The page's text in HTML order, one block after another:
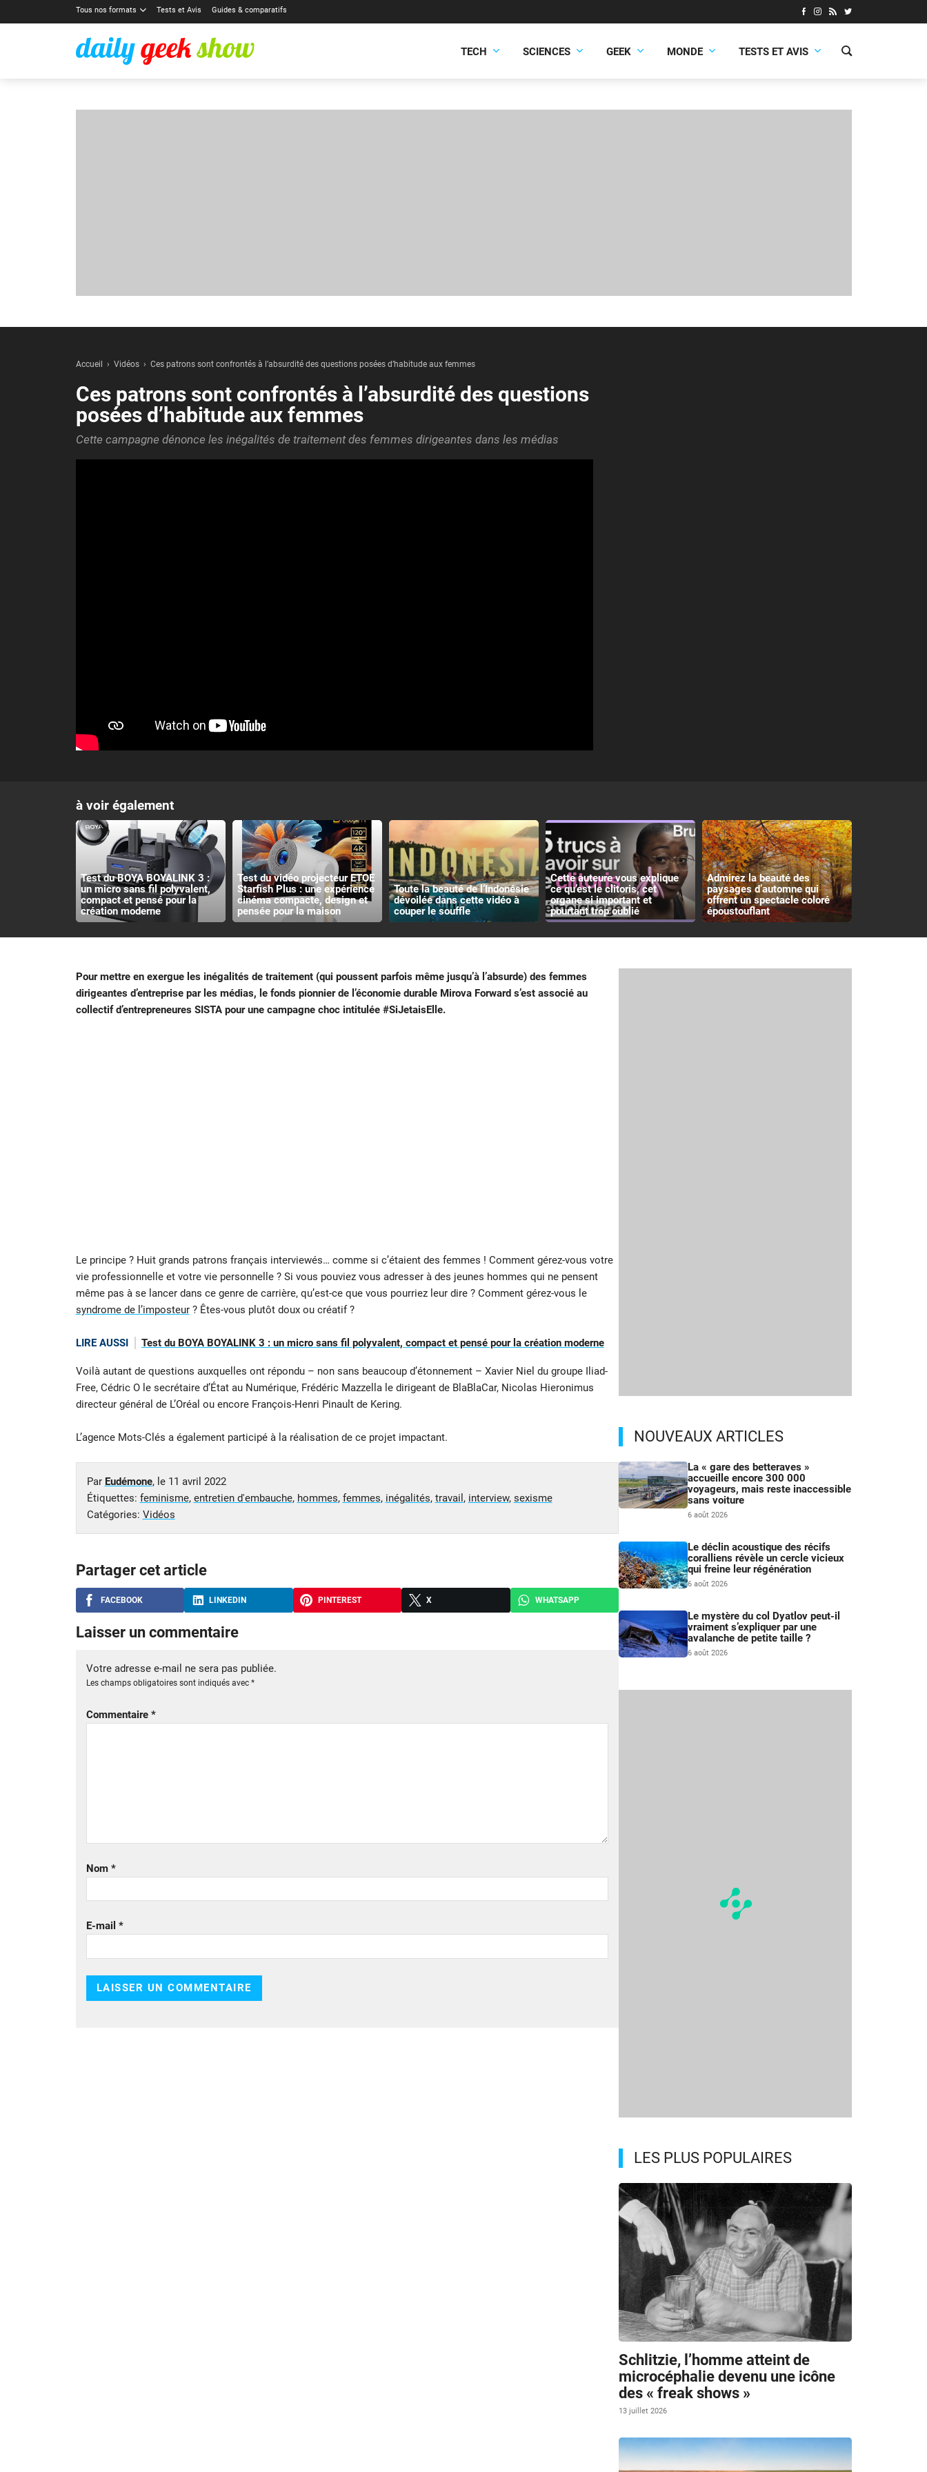
Tous nos formats Tests et Avis Guides & comparatifs
TECH SCIENCES GEEK MONDE TESTS ET AVIS
Accueil Vidéos Ces patrons sont confrontés à l’absurdité des questions posées d’habitude aux femmes
Ces patrons sont confrontés à l’absurdité des questions
posées d’habitude aux femmes
Cette campagne dénonce les inégalités de traitement des femmes dirigeantes dans les médias
à voir également
Test du BOYA BOYALINK 3 :
un micro sans fil polyvalent,
compact et pensé pour la
création moderne
Test du vidéo projecteur ETOE
Starfish Plus : une expérience
cinéma compacte, design et
pensée pour la maison
Toute la beauté de l’Indonésie
dévoilée dans cette vidéo à
couper le souffle
Cette auteure vous explique
ce qu’est le clitoris, cet
organe si important et
pourtant trop oublié
Admirez la beauté des
paysages d’automne qui
offrent un spectacle coloré
époustouflant
Pour mettre en exergue les inégalités de traitement (qui poussent parfois même jusqu’à l’absurde) des femmes
dirigeantes d’entreprise par les médias, le fonds pionnier de l’économie durable Mirova Forward s’est associé au
collectif d’entrepreneures SISTA pour une campagne choc intitulée #SiJetaisElle.
Le principe ? Huit grands patrons français interviewés… comme si c’étaient des femmes ! Comment gérez-vous votre
vie professionnelle et votre vie personnelle ? Si vous pouviez vous adresser à des jeunes hommes qui ne pensent
même pas à se lancer dans ce genre de carrière, qu’est-ce que vous pourriez leur dire ? Comment gérez-vous le
syndrome de l’imposteur? Êtes-vous plutôt doux ou créatif ?
LIRE AUSSI Test du BOYA BOYALINK 3 : un micro sans fil polyvalent, compact et pensé pour la création moderne
Voilà autant de questions auxquelles ont répondu – non sans beaucoup d’étonnement – Xavier Niel du groupe Iliad-
Free, Cédric O le secrétaire d’État au Numérique, Frédéric Mazzella le dirigeant de BlaBlaCar, Nicolas Hieronimus
directeur général de L’Oréal ou encore François-Henri Pinault de Kering.
L’agence Mots-Clés a également participé à la réalisation de ce projet impactant.
Par Eudémone, le 11 avril 2022
Étiquettes: feminisme, entretien d'embauche, hommes, femmes, inégalités, travail , interview, sexisme
Catégories: Vidéos
Partager cet article
FACEBOOK LINKEDIN PINTEREST X WHATSAPP
Laisser un commentaire
Votre adresse e-mail ne sera pas publiée.
Les champs obligatoires sont indiqués avec *
Commentaire *
Nom *
E-mail *
NOUVEAUX ARTICLES
La « gare des betteraves »
accueille encore 300 000
voyageurs, mais reste inaccessible
sans voiture
6 août 2026
Le déclin acoustique des récifs
coralliens révèle un cercle vicieux
qui freine leur régénération
6 août 2026
Le mystère du col Dyatlov peut-il
vraiment s’expliquer par une
avalanche de petite taille ?
6 août 2026
LES PLUS POPULAIRES
Schlitzie, l’homme atteint de
microcéphalie devenu une icône
des « freak shows »
13 juillet 2026